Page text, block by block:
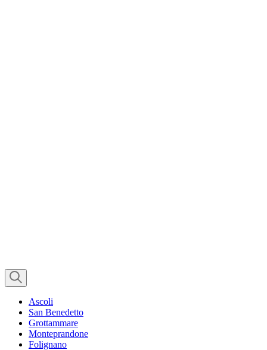
Ascoli
San Benedetto
Grottammare
Monteprandone
Folignano